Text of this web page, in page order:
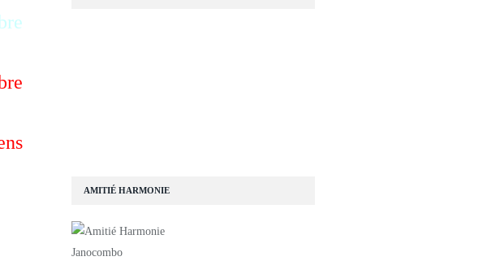
AMITIÉ HARMONIE
Janocombo